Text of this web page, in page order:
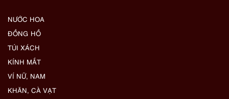
NƯỚC HOA
ĐỒNG HỒ
TÚI XÁCH
KÍNH MẮT
VÍ NỮ, NAM
KHĂN, CÀ VẠT